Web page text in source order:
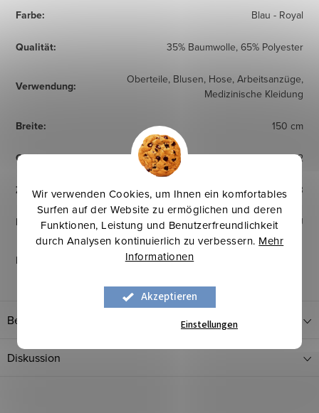
Wir verwenden Cookies, um Ihnen ein komfortables
Surfen auf der Website zu ermöglichen und deren
Funktionen, Leistung und Benutzerfreundlichkeit
durch Analysen kontinuierlich zu verbessern. Mehr
Informationen
Akzeptieren
Einstellungen
Farbe: Blau - Royal
Qualität: 35% Baumwolle, 65% Polyester
Verwendung:
Oberteile, Blusen, Hose, Arbeitsanzüge,
Medizinische Kleidung
Breite: 150 cm
Gewicht: 165 g/m2
Zertifikat: CEN / TC 14237, EN ISO: 13688: 2013
Herkunftsland: EU
Pflegehinweise
Bewertung
Diskussion